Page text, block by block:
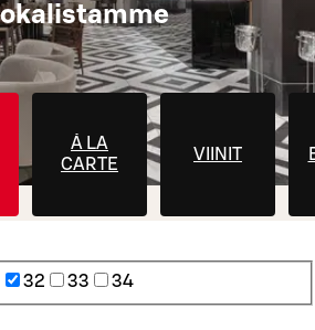
Á LA
CARTE
VIINIT
32 33 34